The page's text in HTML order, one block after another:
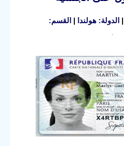
الدولة: هولندا | القسم: